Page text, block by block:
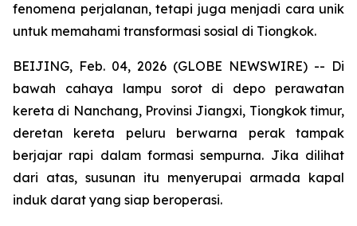
fenomena perjalanan, tetapi juga menjadi cara unik
untuk memahami transformasi sosial di Tiongkok.
BEIJING, Feb. 04, 2026 (GLOBE NEWSWIRE) -- Di
bawah cahaya lampu sorot di depo perawatan
kereta di Nanchang, Provinsi Jiangxi, Tiongkok timur,
deretan kereta peluru berwarna perak tampak
berjajar rapi dalam formasi sempurna. Jika dilihat
dari atas, susunan itu menyerupai armada kapal
induk darat yang siap beroperasi.